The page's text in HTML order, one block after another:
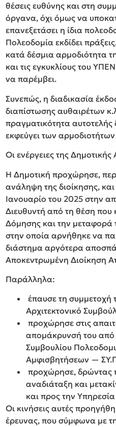
θέσεις ευθύνης και στη
όργανα, όχι όμως να
επανεξετάσει η ίδια
Πολεοδομία εκδίδει
κατά δέσμια αρμοδιότητα
και τις εγκυκλίους του
να παρέμβει.
Συνεπώς, η διαδικασία
διαπίστωσης αυθαιρέτων
πραγματικότητα αυτοτελής
εκφεύγει των
Οι ενέργειες της Δημοτικής
Η Δημοτική προχώρησε,
ανάληψη της διοίκησης,
Ιανουαρίο του 2025 στην
Διευθυντή από τη θέση που
Δόμησης και την μεταφορά
στην οποία αρνήθηκε να
διάστημα αργότερα
Αποκεντρωμένη Διοίκηση
Παράλληλα:
⁠έπαυσε τη συμμετοχή
Αρχιτεκτονικό
⁠προχώρησε στις
απομάκρυνσή του από
Συμβουλίου
Αμφισβητήσεων —
⁠προχώρησε, δρώντας
αναδιάταξη και
και προς την
Οι κινήσεις αυτές
έρευνας, που σύμφωνα με